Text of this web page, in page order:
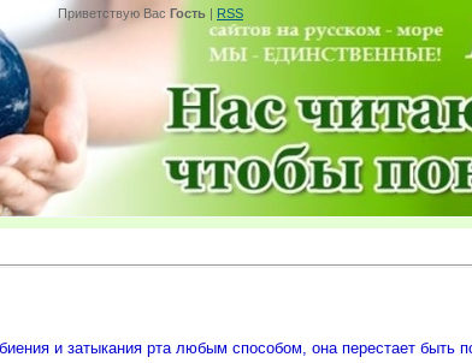
Приветствую Вас Гость | RSS
и затыкания рта любым способом, она перестает быть